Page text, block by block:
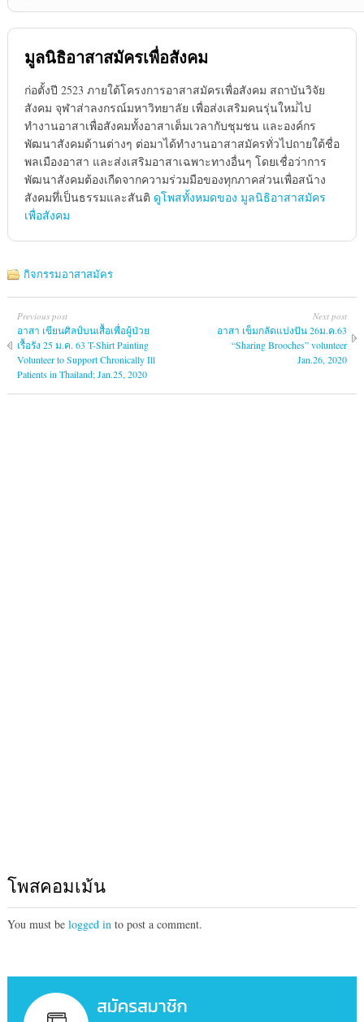
มูลนิธิอาสาสมัครเพื่อสังคม
ก่อตั้งปี 2523 ภายใต้โครงการอาสาสมัครเพื่อสังคม สถาบันวิจัย
สังคม จุฬาส่าลงกรณ์มหาวิทยาลัย เพื่อส่งเสริมคนรุ่นใหม่่ไป
ทำงานอาสาเพื่อสังคมทั้งอาสาเต็มเวลากับชุมชน และองค์กร
พัฒนาสังคมด้านต่างๆ ต่อมาได้ทำงานอาสาสมัครทั่วไปถายใต้ชื่อ
พลเมืองอาสา และส่งเสริมอาสาเฉพาะทางอื่นๆ โดยเชื่อว่าการ
พัฒนาสังคมต้องเกืดจากความร่วมมือของทุกภาคส่วนเพื่อสน้าง
สังคมทึ่เป็นธรรมและสันติ ดูโพสทั้งหมดของ มูลนิธิอาสาสมัคร
เพื่อสังคม
กิจกรรมอาสาสมัคร
Previous post
อาสา เขียนศิลป์บนเสื้อเพื่อผู้ป่วย
เรื้อรัง 25 ม.ค. 63 T-Shirt Painting
Volunteer to Support Chronically Ill
Patients in Thailand; Jan.25, 2020
Next post
อาสา เข็มกลัดแบ่งปัน 26ม.ค.63
“Sharing Brooches” volunteer
Jan.26, 2020
โพสคอมเม้น
You must be logged in to post a comment.
สมัครสมาชิก